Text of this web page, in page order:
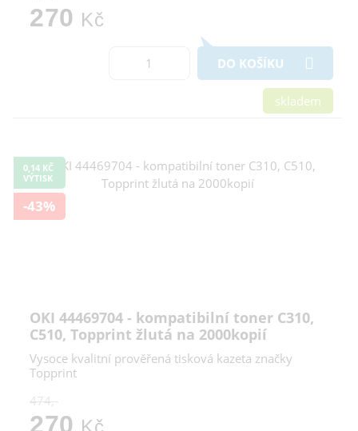
270 Kč
DO KOŠÍKU
skladem
0,14 KČ
VÝTISK
-43%
OKI 44469704 - kompatibilní toner C310,
C510, Topprint žlutá na 2000kopií
Vysoce kvalitní prověřená tisková kazeta značky
Topprint
474,-
270